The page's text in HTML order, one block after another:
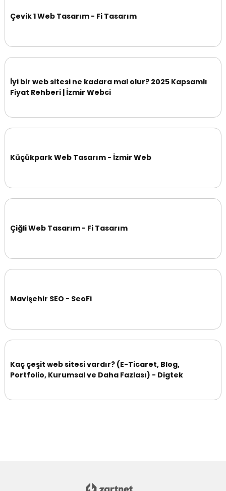
Çevik 1 Web Tasarım - Fi Tasarım
İyi bir web sitesi ne kadara mal olur? 2025 Kapsamlı
Fiyat Rehberi | İzmir Webci
Küçükpark Web Tasarım - İzmir Web
Çiğli Web Tasarım - Fi Tasarım
Mavişehir SEO - SeoFi
Kaç çeşit web sitesi vardır? (E-Ticaret, Blog,
Portfolio, Kurumsal ve Daha Fazlası) - Digtek